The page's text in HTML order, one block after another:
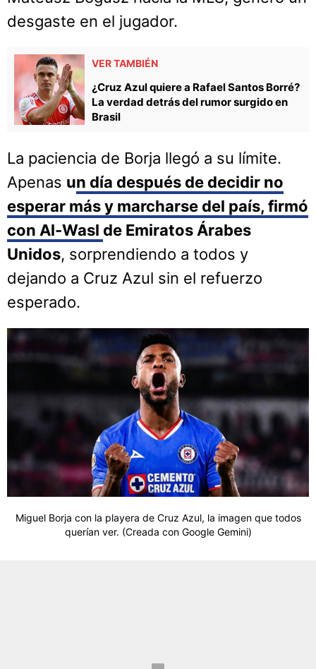
desgaste en el jugador.
VER TAMBIÉN
¿Cruz Azul quiere a Rafael Santos Borré?
La verdad detrás del rumor surgido en
Brasil
La paciencia de Borja llegó a su límite.
Apenas un día después de decidir no
esperar más y marcharse del país, firmó
con Al-Wasl de Emiratos Árabes
Unidos, sorprendiendo a todos y
dejando a Cruz Azul sin el refuerzo
esperado.
Miguel Borja con la playera de Cruz Azul, la imagen que todos
querían ver. (Creada con Google Gemini)